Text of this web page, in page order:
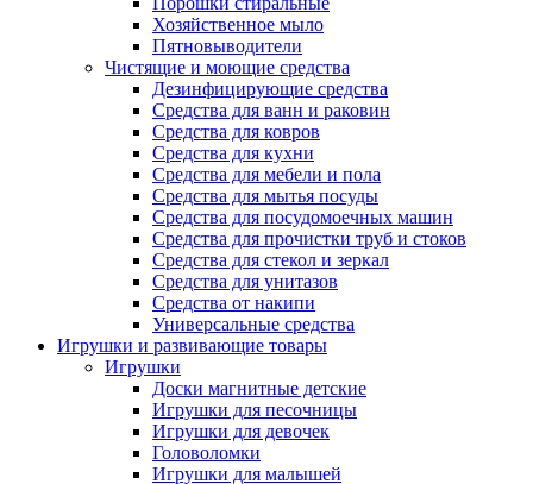
Хозяйственное мыло
Пятновыводители
Чистящие и моющие средства
Дезинфицирующие средства
Средства для ванн и раковин
Средства для ковров
Средства для кухни
Средства для мебели и пола
Средства для мытья посуды
Средства для посудомоечных машин
Средства для прочистки труб и стоков
Средства для стекол и зеркал
Средства для унитазов
Средства от накипи
Универсальные средства
Игрушки и развивающие товары
Игрушки
Доски магнитные детские
Игрушки для песочницы
Игрушки для девочек
Головоломки
Игрушки для малышей